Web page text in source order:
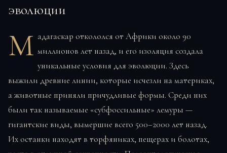
эволюции
М адагаскар откололся от Африки около 90
миллионов лет назад, и его изоляция создала
уникальные условия для эволюции. Здесь
выжили древние линии, которые исчезли на материках,
а животные приняли причудливые формы. Среди них
были так называемые «субфоссильные» лемуры —
гигантские виды, вымершие всего 500–2000 лет назад.
Их останки находят в торфяниках, пещерах и болотах,